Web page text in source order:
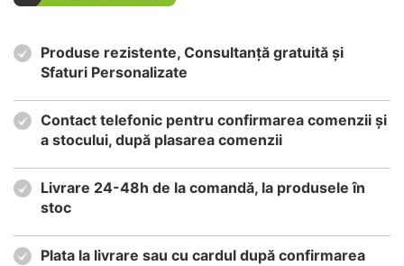
Produse rezistente, Consultanță gratuită și
Sfaturi Personalizate
Contact telefonic pentru confirmarea comenzii și
a stocului, după plasarea comenzii
Livrare 24-48h de la comandă, la produsele în
stoc
Plata la livrare sau cu cardul după confirmarea